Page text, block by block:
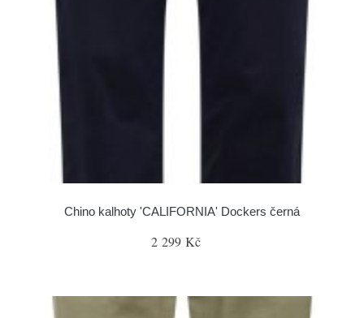
Chino kalhoty 'CALIFORNIA' Dockers černá
2 299 Kč